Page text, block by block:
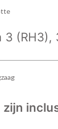
3 (RH3),